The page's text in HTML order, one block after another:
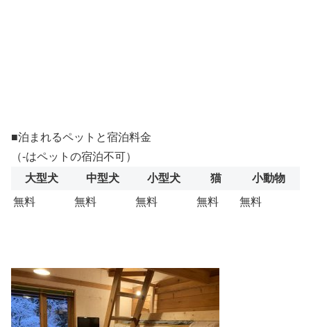
■泊まれるペットと宿泊料金
（-はペットの宿泊不可）
大型犬
中型犬 小型犬 猫
小動物
無料
無料 無料 無料 無料